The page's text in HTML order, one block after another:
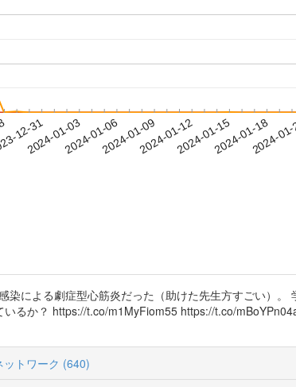
12-31
2024-01-032024-01-062024-01-092024-01-122024-01-152024-01-18
2024-
による劇症型心筋炎だった（助けた先生方すごい）。
るか？ https://t.co/m1MyFiom55 https://t.co/
ットワーク (640)